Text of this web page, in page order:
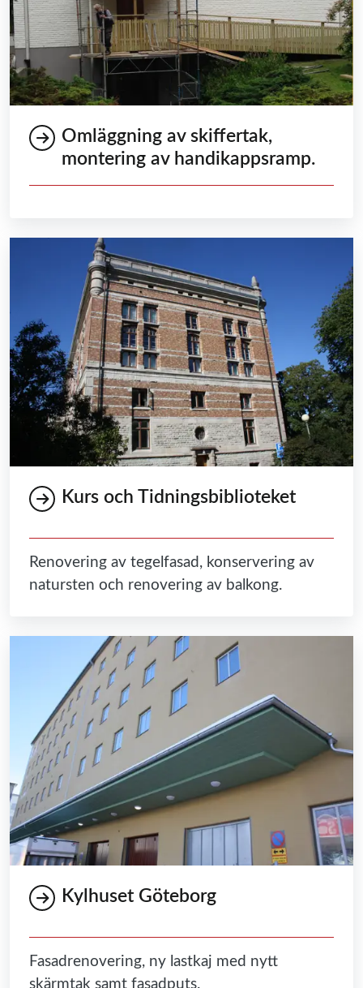
Omläggning av skiffertak,
montering av handikappsramp.
Kurs och Tidningsbiblioteket
Renovering av tegelfasad, konservering av
natursten och renovering av balkong.
Kylhuset Göteborg
Fasadrenovering, ny lastkaj med nytt
skärmtak samt fasadputs.